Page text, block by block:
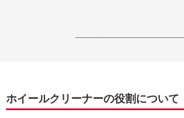
ホイールクリーナーの役割について